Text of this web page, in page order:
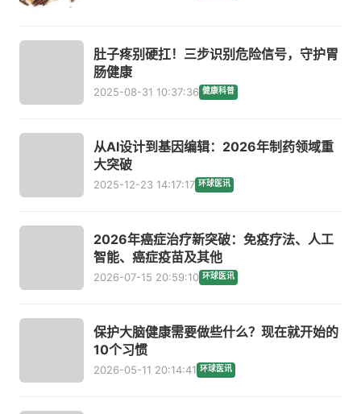
肚子疼别硬扛！三步识别危险信号，守护胃
肠健康
2025-08-31 10:37:36 健康科普
从AI设计到基因编辑：2026年制药领域重
大突破
2025-12-23 14:17:17 环球医讯
2026年癌症治疗新突破：免疫疗法、人工
智能、癌症疫苗及其他
2026-07-15 20:59:10 环球医讯
保护大脑健康需要做些什么？现在就开始的
10个习惯
2026-05-11 20:14:41 环球医讯